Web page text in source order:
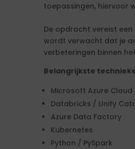
toepassingen, hiervoor
De opdracht vereist
wordt verwacht dat je
verbeteringen binnen
Belangrijkste
Microsoft Azure Cloud
Databricks / Unity
Azure Data Factory
Kubernetes
Python / PySpark